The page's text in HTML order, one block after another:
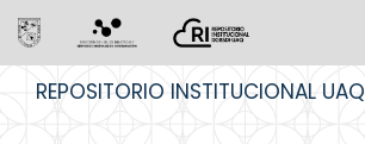
REPOSITORIO INSTITUCIONAL UAQ